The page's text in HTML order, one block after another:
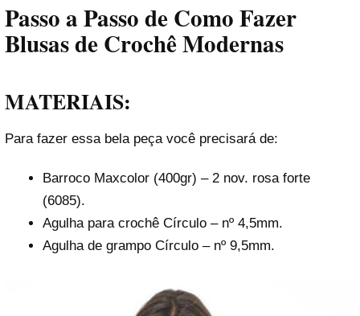
Passo a Passo de Como Fazer
Blusas de Crochê Modernas
MATERIAIS:
Para fazer essa bela peça você precisará de:
Barroco Maxcolor (400gr) – 2 nov. rosa forte
(6085).
Agulha para crochê Círculo – nº 4,5mm.
Agulha de grampo Círculo – nº 9,5mm.